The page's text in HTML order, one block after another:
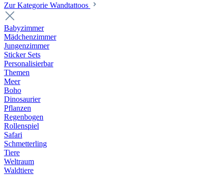
Zur Kategorie Wandtattoos
Babyzimmer
Mädchenzimmer
Jungenzimmer
Sticker Sets
Personalisierbar
Themen
Meer
Boho
Dinosaurier
Pflanzen
Regenbogen
Rollenspiel
Safari
Schmetterling
Tiere
Weltraum
Waldtiere